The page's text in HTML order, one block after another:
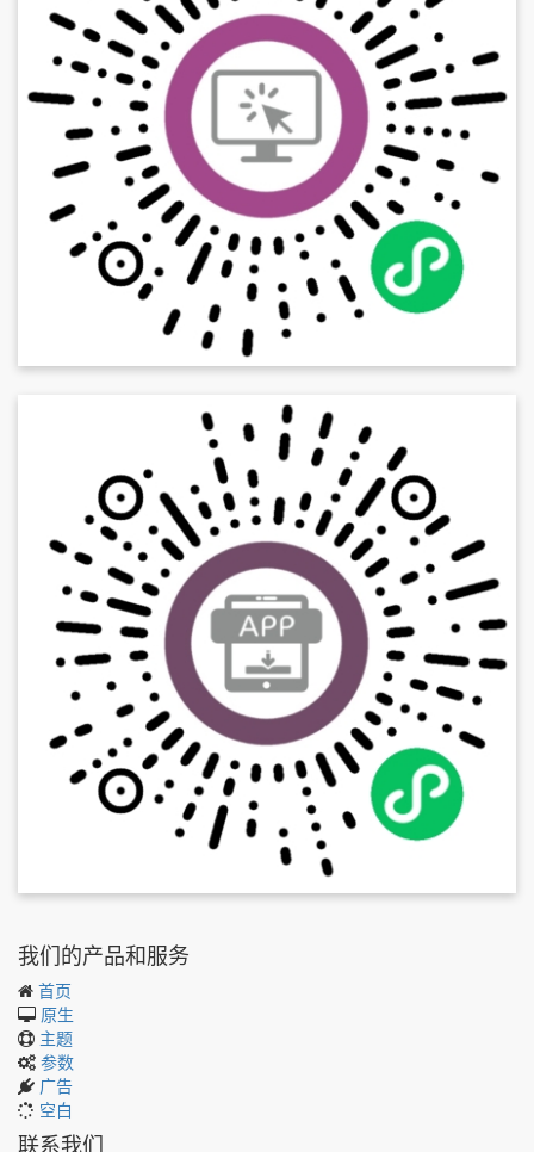
我们的产品和服务
首页
原生
主题
参数
广告
空白
联系我们